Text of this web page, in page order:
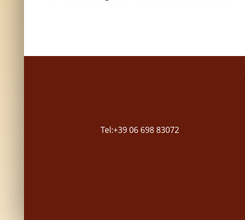
Tel:+39 06 698 83072